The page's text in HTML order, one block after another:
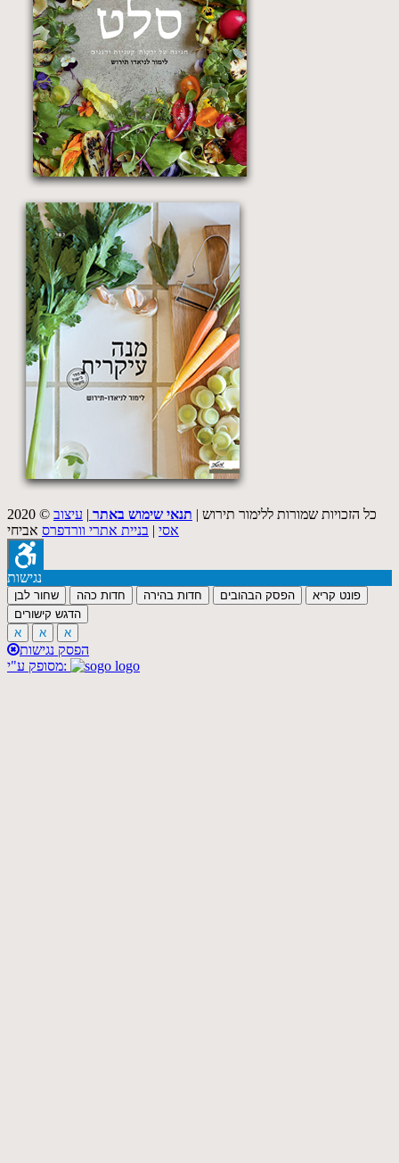
2020 © כל הזכויות שמורות ללימור תירוש | תנאי שימוש באתר | עיצוב
אסי | בניית אתרי וורדפרס אביחי
נגישות
שחור לבן חדות כהה חדות בהירה הפסק הבהובים
פונט קריא
הדגש קישורים
א
א א
הפסק נגישות
מסופק ע"י: